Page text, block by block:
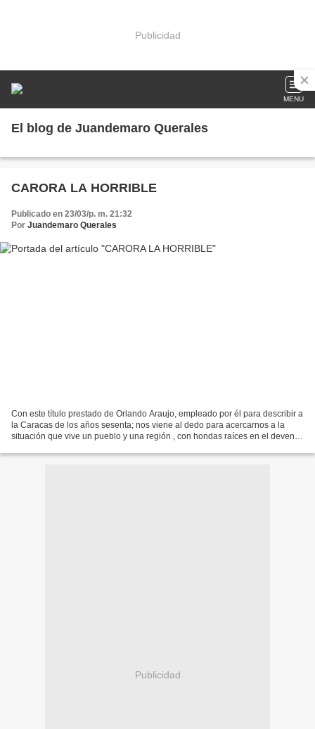
Publicidad
MENU
El blog de Juandemaro Querales
CARORA LA HORRIBLE
Publicado en 23/03/p. m. 21:32
Por Juandemaro Querales
Con este título prestado de Orlando Araujo, empleado por él para describir a
la Caracas de los años sesenta; nos viene al dedo para acercarnos a la
situación que vive un pueblo y una región , con hondas raíces en el devenir
Publicidad